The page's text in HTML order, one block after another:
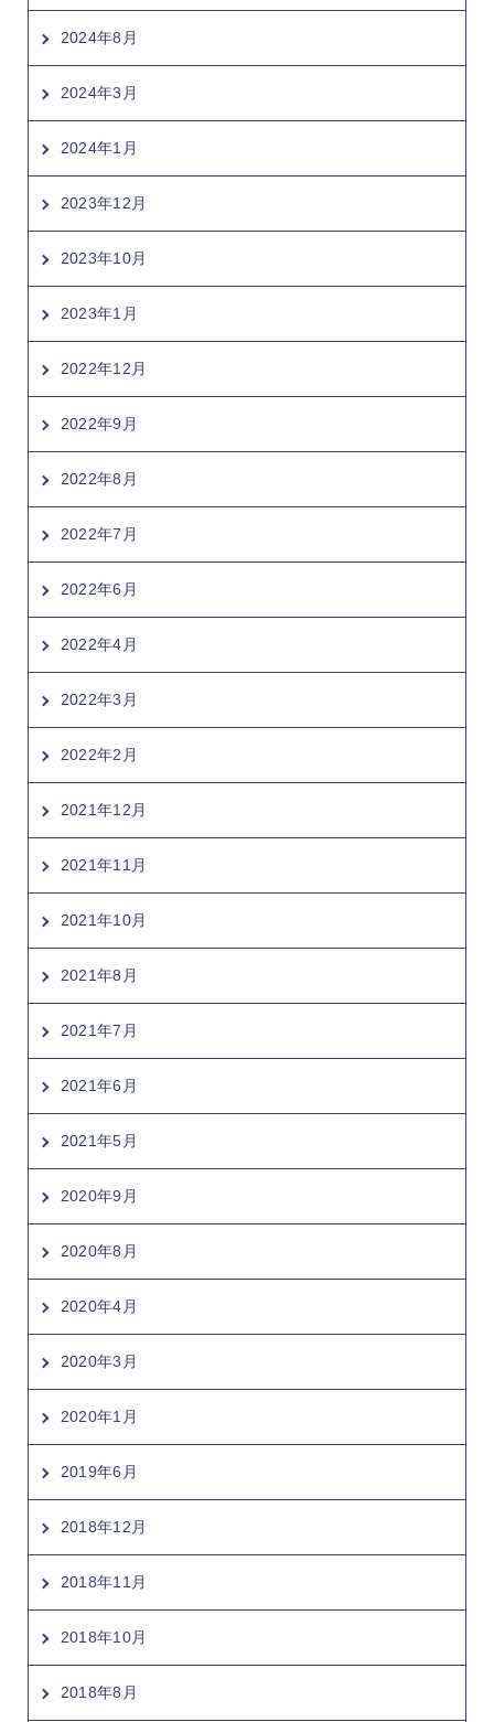
2024年8月
2024年3月
2024年1月
2023年12月
2023年10月
2023年1月
2022年12月
2022年9月
2022年8月
2022年7月
2022年6月
2022年4月
2022年3月
2022年2月
2021年12月
2021年11月
2021年10月
2021年8月
2021年7月
2021年6月
2021年5月
2020年9月
2020年8月
2020年4月
2020年3月
2020年1月
2019年6月
2018年12月
2018年11月
2018年10月
2018年8月